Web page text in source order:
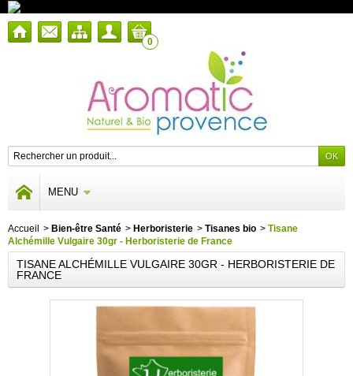
0
MENU
Accueil > Bien-être Santé > Herboristerie > Tisanes bio > Tisane
Alchémille Vulgaire 30gr - Herboristerie de France
TISANE ALCHÉMILLE VULGAIRE 30GR - HERBORISTERIE DE
FRANCE